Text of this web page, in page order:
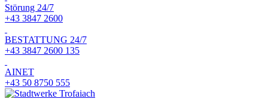
Störung 24/7
+43 3847 2600
BESTATTUNG 24/7
+43 3847 2600 135
AINET
+43 50 8750 555